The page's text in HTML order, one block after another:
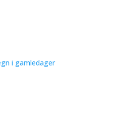
i gamledager